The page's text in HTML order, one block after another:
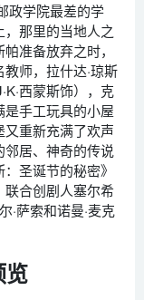
政学院最差的学
那里的当地人之
准备放弃之时，
师，拉什达·琼斯
西蒙斯饰），克
手工玩具的小屋
重新充满了欢声
居、神奇的传说
圣诞节的秘密》
合创剧人塞尔希
·萨索和诺曼·麦克
览